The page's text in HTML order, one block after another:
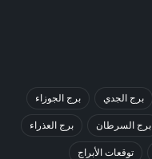
برج الجدي برج الجوزاء
برج السرطان برج العذراء
توقعات الأبراج